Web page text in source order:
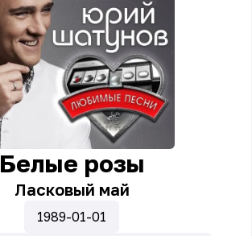
Белые розы
Ласковый май
1989-01-01